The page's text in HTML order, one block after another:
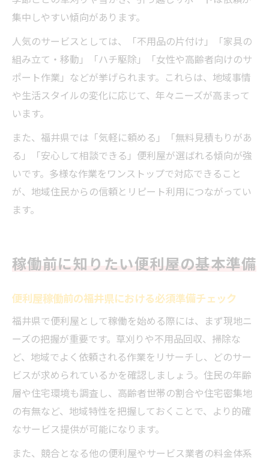
集中しやすい傾向があります。
人気のサービスとしては、「不用品の片付け」「家具の
組み立て・移動」「ハチ駆除」「女性や高齢者向けのサ
ポート作業」などが挙げられます。これらは、地域事情
や生活スタイルの変化に応じて、年々ニーズが高まって
います。
また、福井県では「気軽に頼める」「無料見積もりがあ
る」「安心して相談できる」便利屋が選ばれる傾向が強
いです。多様な作業をワンストップで対応できること
が、地域住民からの信頼とリピート利用につながってい
ます。
稼働前に知りたい便利屋の基本準備
便利屋稼働前の福井県における必須準備チェック
福井県で便利屋として稼働を始める際には、まず現地ニ
ーズの把握が重要です。草刈りや不用品回収、掃除な
ど、地域でよく依頼される作業をリサーチし、どのサー
ビスが求められているかを確認しましょう。住民の年齢
層や住宅環境も調査し、高齢者世帯の割合や住宅密集地
の有無など、地域特性を把握しておくことで、より的確
なサービス提供が可能になります。
また、競合となる他の便利屋やサービス業者の料金体系